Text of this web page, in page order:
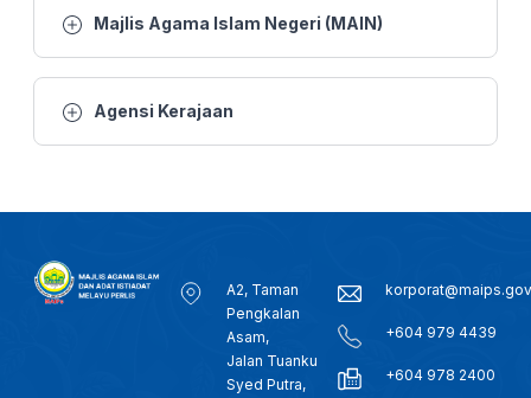
19 MAC -BTH- SOLAT SUNAT AIDILFITRI BERMULA 7.45 PAGI, SOLAT DI PERLIS DILAKSANAKAN DI TANAH LAPANG
31 JAN 2026 - SEMASA 12
26 JANUARI 2026 - BERITA TENGAH MALAM
Majlis Agama Islam Negeri (MAIN)
Agensi Kerajaan
A2, Taman
Pengkalan
Asam,
Jalan Tuanku
Syed Putra,
+604 979 4439
+604 978 2400